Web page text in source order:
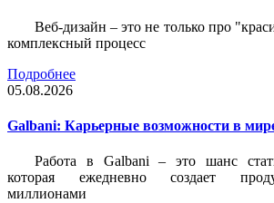
Веб-дизайн – это не только про
комплексный процесс
Подробнее
05.08.2026
Galbani: Карьерные возможности в
Работа в Galbani – это шанс
которая ежедневно создает
миллионами